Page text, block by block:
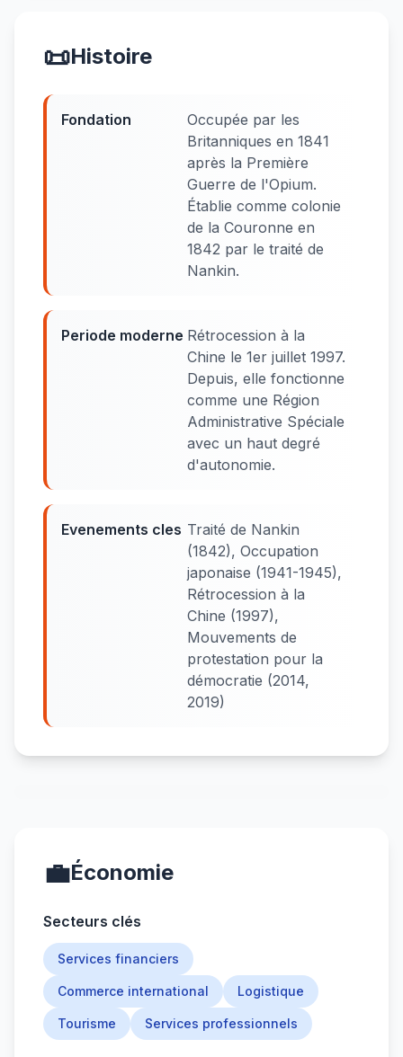
📜Histoire
Fondation
Occupée par les
Britanniques en 1841
après la Première
Guerre de l'Opium.
Établie comme colonie
de la Couronne en
1842 par le traité de
Nankin.
Periode moderne Rétrocession à la
Chine le 1er juillet 1997.
Depuis, elle fonctionne
comme une Région
Administrative Spéciale
avec un haut degré
d'autonomie.
Evenements cles Traité de Nankin
(1842), Occupation
japonaise (1941-1945),
Rétrocession à la
Chine (1997),
Mouvements de
protestation pour la
démocratie (2014,
2019)
💼Économie
Secteurs clés
Services financiers
Commerce international Logistique
Tourisme Services professionnels